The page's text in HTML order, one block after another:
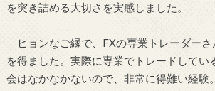
を突き詰める大切さを実感しました。
ヒョンなご縁で、FXの専業トレーダーさ
を得ました。実際に専業でトレードしてい
会はなかなかないので、非常に得難い経験。